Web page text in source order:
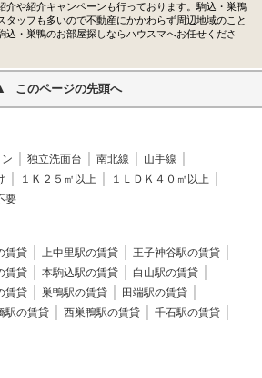
介や紹介キャンペーンも行っております。駒込・巣鴨
タッフも多いので不動産にかかわらず周辺地域のこと
込・巣鴨のお部屋探しならハウスマへお任せくださ
このページの先頭へ
独立洗面台 南北線
山手線
１Ｋ２５㎡以上
１ＬＤＫ４０㎡以上
要
賃貸 上中里駅の賃貸
王子神谷駅の賃貸
賃貸 本駒込駅の賃貸
白山駅の賃貸
賃貸 巣鴨駅の賃貸
田端駅の賃貸
駅の賃貸 西巣鴨駅の賃貸
千石駅の賃貸